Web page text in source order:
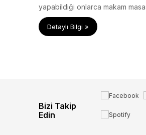
yapabildiği onlarca makam
Detaylı Bilgi »
Bizi Takip
Edin